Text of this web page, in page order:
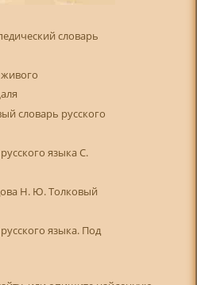
словарь
словарь русского
языка С.
Н. Ю. Толковый
языка. Под